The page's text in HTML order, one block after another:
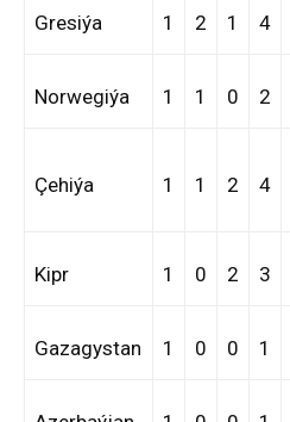
Gresiýa 1 2 1 4
Norwegiýa 1 1 0 2
Çehiýa 1 1 2 4
Kipr 1 0 2 3
Gazagystan 1 0 0 1